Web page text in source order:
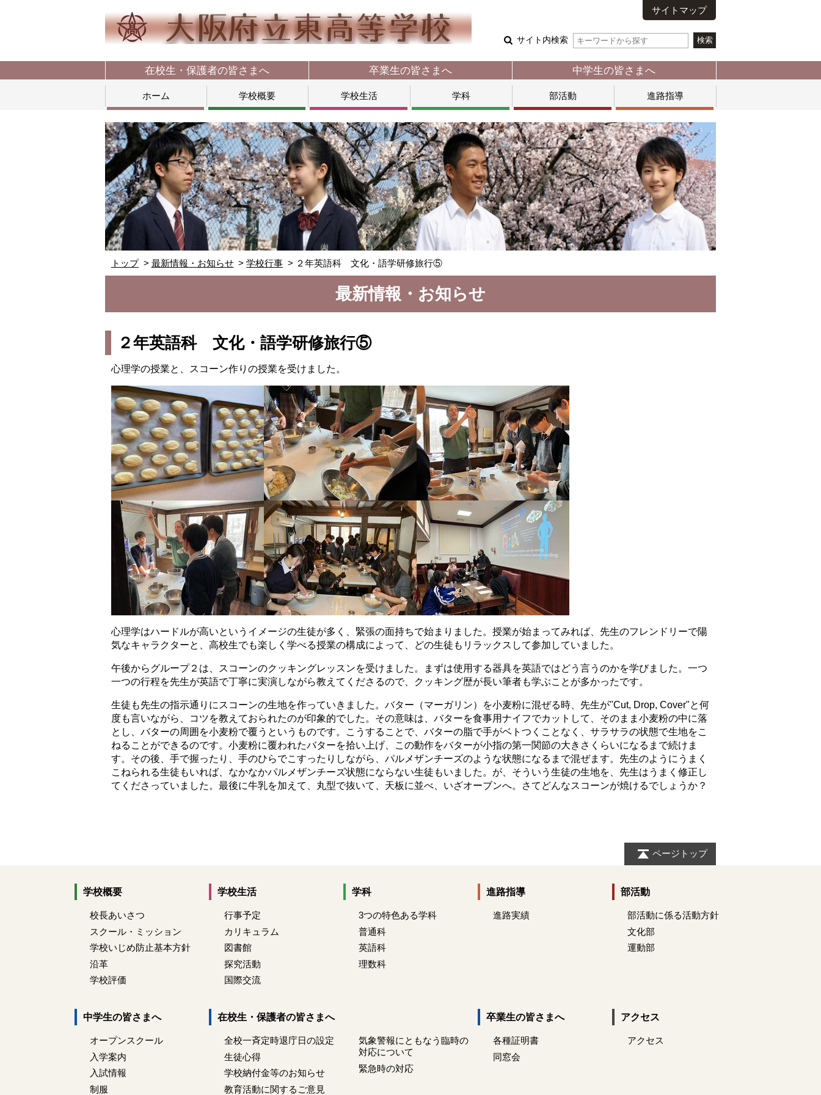
サイトマップ
サイト内検索
在校生・保護者の皆さまへ 卒業生の皆さまへ 中学生の皆さまへ
ホーム 学校概要 学校生活 学科 部活動 進路指導
トップ 最新情報・お知らせ 学校行事 ２年英語科 文化・語学研修旅行⑤
最新情報・お知らせ
２年英語科 文化・語学研修旅行⑤
心理学の授業と、スコーン作りの授業を受けました。
心理学はハードルが高いというイメージの生徒が多く、緊張の面持ちで始まりました。授業が始まってみれば、先生のフレンドリーで陽
気なキャラクターと、高校生でも楽しく学べる授業の構成によって、どの生徒もリラックスして参加していました。
午後からグループ２は、スコーンのクッキングレッスンを受けました。まずは使用する器具を英語ではどう言うのかを学びました。一つ
一つの行程を先生が英語で丁寧に実演しながら教えてくださるので、クッキング歴が長い筆者も学ぶことが多かったです。
生徒も先生の指示通りにスコーンの生地を作っていきました。バター（マーガリン）を小麦粉に混ぜる時、先生が"Cut, Drop, Cover"と何
度も言いながら、コツを教えておられたのが印象的でした。その意味は、バターを食事用ナイフでカットして、そのまま小麦粉の中に落
とし、バターの周囲を小麦粉で覆うというものです。こうすることで、バターの脂で手がベトつくことなく、サラサラの状態で生地をこ
ねることができるのです。小麦粉に覆われたバターを拾い上げ、この動作をバターが小指の第一関節の大きさくらいになるまで続けま
す。その後、手で握ったり、手のひらでこすったりしながら、パルメザンチーズのような状態になるまで混ぜます。先生のようにうまく
こねられる生徒もいれば、なかなかパルメザンチーズ状態にならない生徒もいました。が、そういう生徒の生地を、先生はうまく修正し
てくださっていました。最後に牛乳を加えて、丸型で抜いて、天板に並べ、いざオーブンへ。さてどんなスコーンが焼けるでしょうか？
ページトップ
学校概要
校長あいさつ
スクール・ミッション
学校いじめ防止基本方針
沿革
学校評価
学校生活
行事予定
カリキュラム
図書館
探究活動
国際交流
学科
3つの特色ある学科
普通科
英語科
理数科
進路指導
進路実績
部活動
部活動に係る活動方針
文化部
運動部
中学生の皆さまへ
オープンスクール
入学案内
入試情報
制服
在校生・保護者の皆さまへ
全校一斉定時退庁日の設定
生徒心得
学校納付金等のお知らせ
教育活動に関するご意見
気象警報にともなう臨時の
対応について
緊急時の対応
卒業生の皆さまへ
各種証明書
同窓会
アクセス
アクセス